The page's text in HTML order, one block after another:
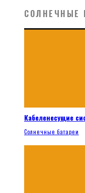
СОЛНЕЧНЫЕ
Кабеленесущие
Солнечные батареи